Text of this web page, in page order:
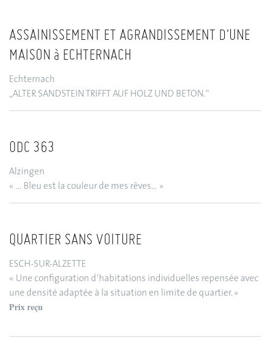
ASSAINISSEMENT ET AGRANDISSEMENT D’UNE
MAISON à ECHTERNACH
Echternach
„ALTER SANDSTEIN TRIFFT AUF HOLZ UND BETON.“
ODC 363
Alzingen
« … Bleu est la couleur de mes rêves… »
QUARTIER SANS VOITURE
ESCH-SUR-ALZETTE
« Une configuration d’habitations individuelles repensée avec
une densité adaptée à la situation en limite de quartier. »
Prix reçu